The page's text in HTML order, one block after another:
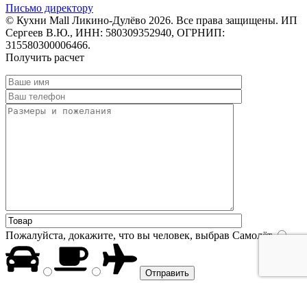
Письмо директору
© Кухни Mall Ликино-Дулёво 2026. Все права защищены. ИП
Сергеев В.Ю., ИНН: 580309352940, ОГРНИП:
315580300006466.
Получить расчет
Пожалуйста, докажите, что вы человек, выбрав Самолёт.